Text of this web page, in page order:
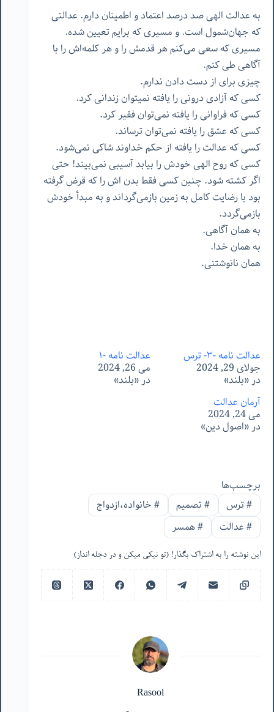
به عدالت الهی صد درصد اعتماد و اطمینان دارم. عدالتی
که جهان‌شمول است. و مسیری که برایم تعیین شده.
مسیری که سعی می‌کنم هر قدمش را و هر کلمه‌اش را با
آگاهی طی کنم.
چیزی برای از دست دادن ندارم.
کسی که آزادی درونی را یافته نمیتوان زندانی کرد.
کسی که فراوانی را یافته نمی‌توان فقیر کرد.
کسی که عشق را یافته نمی‌توان ترساند.
کسی که عدالت را یافته از حکم خداوند شاکی نمی‌شود.
کسی که روح الهی خودش را بیابد آسیبی نمی‌بیند! حتی
اگر کشته شود. چنین کسی فقط بدن اش را که قرض گرفته
بود با رضایت کامل به زمین بازمی‌گرداند و به مبدأ خودش
بازمی‌گردد.
به همان آگاهی.
به همان خدا.
همان نانوشتنی.
عدالت نامه -۳- ترس
جولای 29, 2024
در «بلند»
عدالت نامه -۱
می 26, 2024
در «بلند»
آرمان عدالت
می 24, 2024
در «اصول دین»
برچسب‌ها
#ترس #تصمیم #خانواده،ازدواج
#عدالت #همسر
این نوشته را به اشتراک بگذار! (تو نیکی میکن و در دجله انداز)
Rasool